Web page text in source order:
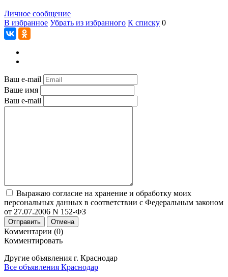
Личное сообщение
В избранное Убрать из избранного К списку 0
Ваш e-mail
Ваше имя
Ваш e-mail
Выражаю согласие на хранение и обработку моих
персональных данных в соответствии с Федеральным законом
от 27.07.2006 N 152-ФЗ
Отправить Отмена
Комментарии (0)
Комментировать
Другие объявления г. Краснодар
Все объявления Краснодар